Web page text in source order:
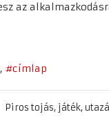
az
címlap
Piros tojás, játék,